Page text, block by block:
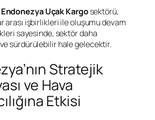
Endonezya Uçak Kargosektörü,
arası işbirlikleri ile oluşumu devam
sayesinde, sektör daha
sürdürülebilir hale gelecektir.
Stratejik
ve Hava
Etkisi